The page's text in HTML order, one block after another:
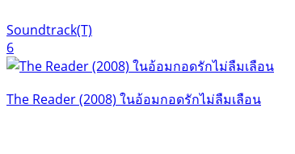
Soundtrack(T)
6
The Reader (2008) ในอ้อมกอดรักไม่ลืมเลือน